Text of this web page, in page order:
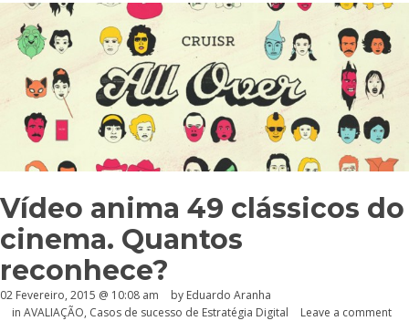
Vídeo anima 49 clássicos do
cinema. Quantos
reconhece?
02 Fevereiro, 2015 @ 10:08 am by Eduardo Aranha
in AVALIAÇÃO, Casos de sucesso de Estratégia Digital Leave a comment